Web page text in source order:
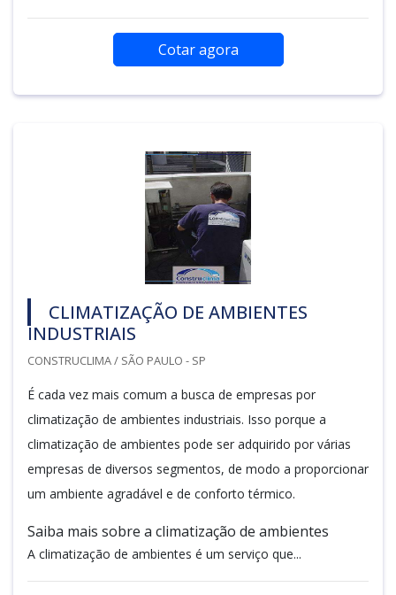
Cotar agora
CLIMATIZAÇÃO DE AMBIENTES
INDUSTRIAIS
CONSTRUCLIMA / SÃO PAULO - SP
É cada vez mais comum a busca de empresas por
climatização de ambientes industriais. Isso porque a
climatização de ambientes pode ser adquirido por várias
empresas de diversos segmentos, de modo a proporcionar
um ambiente agradável e de conforto térmico.
Saiba mais sobre a climatização de ambientes
A climatização de ambientes é um serviço que...